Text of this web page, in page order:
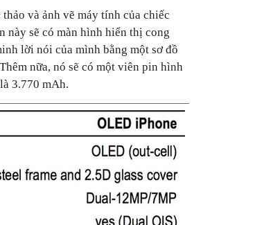
và ảnh vẽ máy tính của chiếc
này sẽ có màn hình hiển thị cong
lời nói của mình bằng một sơ đồ
nữa, nó sẽ có một viên pin hình
3.770 mAh.